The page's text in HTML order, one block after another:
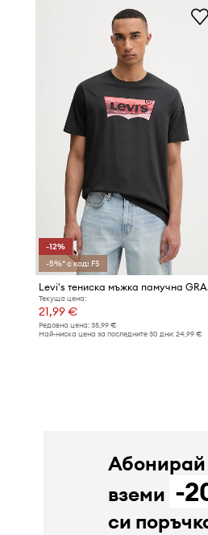
-12%
-5%* с код: FS
Levi's
Текуща цена:
21,99 €
Редовна цена: 35,99 €
Най-ниска цена за последните 30 дни: 24,99 €
Абонирай
вземи -
си